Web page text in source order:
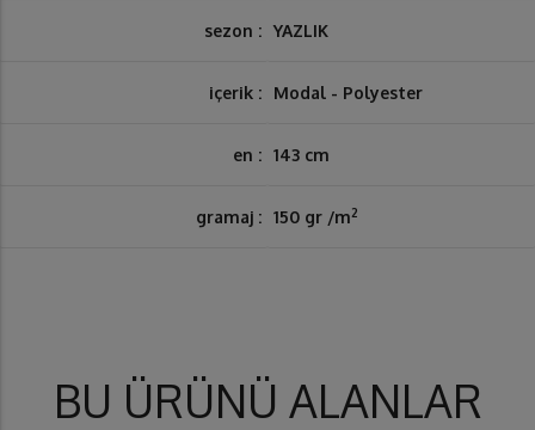
sezon : YAZLIK
içerik : Modal - Polyester
en : 143 cm
gramaj : 150 gr /m2
BU ÜRÜNÜ ALANLAR